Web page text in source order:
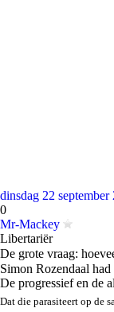
dinsdag 22
0
Mr-Mackey
Libertariër
De grote vraag:
Simon Rozendaal had
De progressief en de
Dat die parasiteert op de